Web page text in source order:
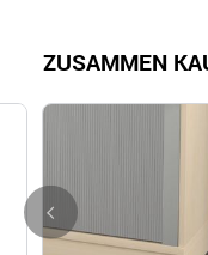
ZUSAMMEN